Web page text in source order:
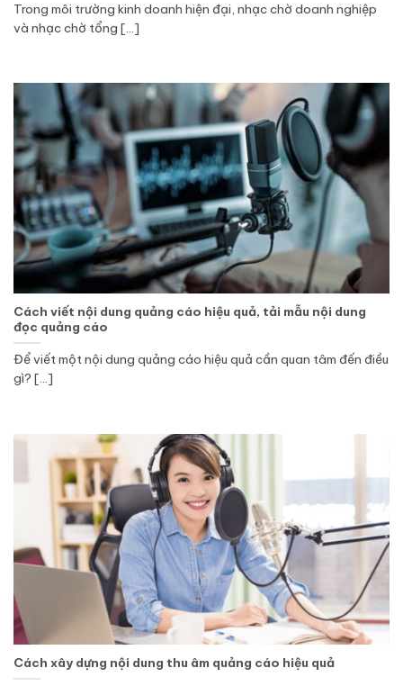
Trong môi trường kinh doanh hiện đại, nhạc chờ doanh nghiệp
và nhạc chờ tổng [...]
Cách viết nội dung quảng cáo hiệu quả, tải mẫu nội dung
đọc quảng cáo
Để viết một nội dung quảng cáo hiệu quả cần quan tâm đến điều
gì? [...]
Cách xây dựng nội dung thu âm quảng cáo hiệu quả